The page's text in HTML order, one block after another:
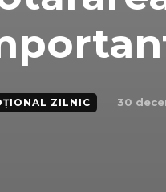
ZILNIC 30